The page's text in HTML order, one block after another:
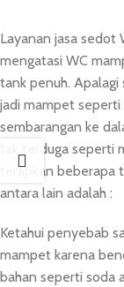
Layanan jasa sedot
mengatasi WC
tank penuh. Apalagi
jadi mampet seperti
sembarangan ke
tak terduga seperti
terapkan beberapa
antara lain adalah :
Ketahui penyebab
mampet karena
bahan seperti soda